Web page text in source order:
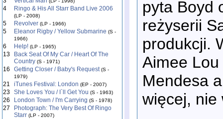
4 Ringo & His All Starr Band Live 2006
(LP - 2008)
5 Revolver (LP - 1966)
5 Eleanor Rigby / Yellow Submarine (S -
1966)
6 Help! (LP - 1965)
13
Back Seat Of My Car / Heart Of The
Country (S - 1971)
16 Getting Closer / Baby's Request (S -
1979)
21 iTunes Festival: London (EP - 2007)
23 She Loves You / I`ll Get You (S - 1963)
26 London Town / I'm Carrying (S - 1978)
27
Photograph: The Very Best Of Ringo
Starr (LP - 2007)
pyta Boyd
reżyserii
produkcji.
Aimee Lou
Mendesa
więcej, nie